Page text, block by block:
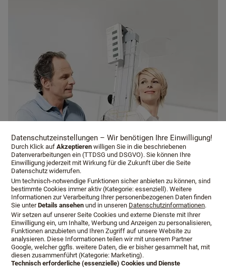
Datenschutzeinstellungen – Wir benötigen Ihre Einwilligung!
Durch Klick aufAkzeptieren willigen Sie in die beschriebenen
Datenverarbeitungen ein (TTDSG und DSGVO). Sie können Ihre
Einwilligung jederzeit mit Wirkung für die Zukunft über die Seite
Datenschutz widerrufen.
Um technisch-notwendige Funktionen sicher anbieten zu können, sind
bestimmte Cookies immer aktiv (Kategorie: essenziell). Weitere
Informationen zur Verarbeitung Ihrer personenbezogenen Daten finden
Sie unterDetails ansehen und in unseren Datenschutzinformationen.
Wir setzen auf unserer Seite Cookies und externe Dienste mit Ihrer
Einwilligung ein, um Inhalte, Werbung und Anzeigen zu personalisieren,
Funktionen anzubieten und Ihren Zugriff auf unsere Website zu
analysieren. Diese Informationen teilen wir mit unserem Partner
Google, welcher ggfls. weitere Daten, die er bisher gesammelt hat, mit
diesen zusammenführt (Kategorie: Marketing).
Technisch erforderliche (essenzielle) Cookies und Dienste